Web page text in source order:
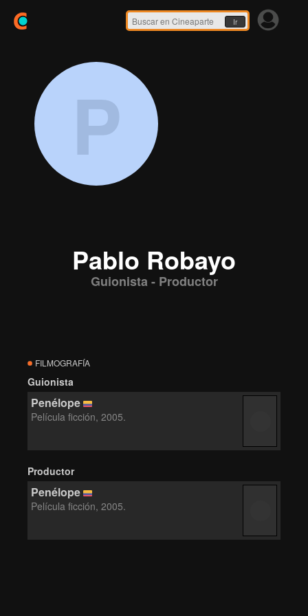
Ir
P
Pablo Robayo
Guionista - Productor
FILMOGRAFÍA
Guionista
Penélope
Película ficción, 2005.
Productor
Penélope
Película ficción, 2005.